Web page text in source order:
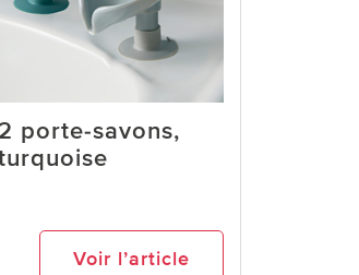
porte-savons,
Voir l’article